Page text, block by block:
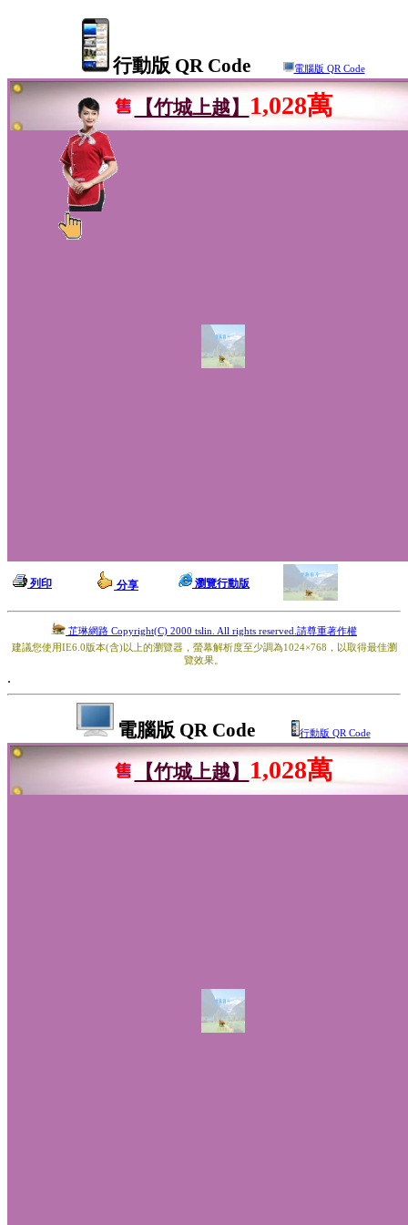
行動版 QR Code 電腦版 QR Code
【竹城上越】 1,028萬
列印 分享 瀏覽行動版
芷琳網路 Copyright(C) 2000 tslin. All rights reserved.請尊重著作權
建議您使用IE6.0版本(含)以上的瀏覽器，螢幕解析度至少調為1024×768，以取得最佳瀏
覽效果。
.
電腦版 QR Code 行動版 QR Code
【竹城上越】 1,028萬